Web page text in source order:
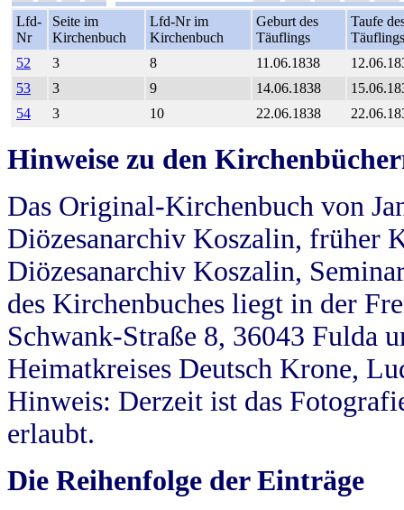
Lfd-
Nr
Seite im
Kirchenbuch
Lfd-Nr im
Kirchenbuch
Geburt des
Täuflings
Taufe
Täuflings
52
3 8 11.06.1838
53
3 9 14.06.1838
54
3 10 22.06.1838
Hinweise zu den
Das Original-Kirchenbuch von
Diözesanarchiv Koszalin, früher
Diözesanarchiv Koszalin,
des Kirchenbuches liegt in der
Schwank-Straße 8, 36043 Fulda
Heimatkreises Deutsch Krone,
Hinweis: Derzeit ist das
erlaubt.
Die Reihenfolge der Einträge